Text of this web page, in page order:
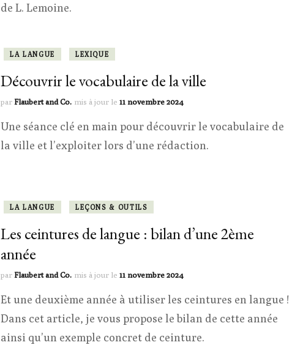
de L. Lemoine.
LA LANGUE LEXIQUE
Découvrir le vocabulaire de la ville
parFlaubert and Co. mis à jour le 11 novembre 2024
Une séance clé en main pour découvrir le vocabulaire de
la ville et l’exploiter lors d’une rédaction.
LA LANGUE LEÇONS & OUTILS
Les ceintures de langue : bilan d’une 2ème
année
parFlaubert and Co. mis à jour le 11 novembre 2024
Et une deuxième année à utiliser les ceintures en langue !
Dans cet article, je vous propose le bilan de cette année
ainsi qu’un exemple concret de ceinture.